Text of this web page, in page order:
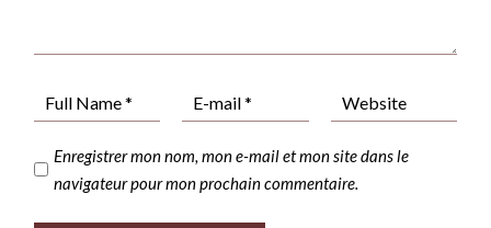
Enregistrer mon nom, mon e-mail et mon site dans le
navigateur pour mon prochain commentaire.